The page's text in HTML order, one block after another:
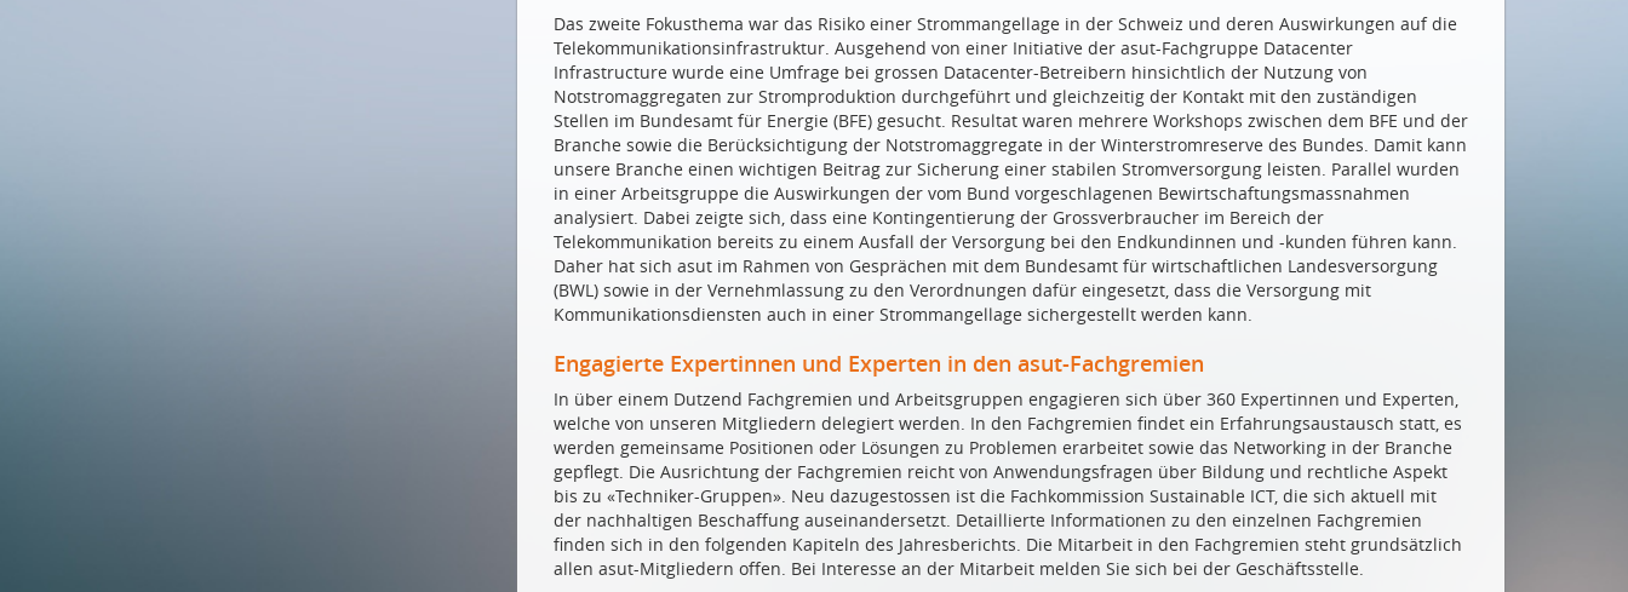
Das zweite Fokusthema war das Risiko einer Strommangellage in der Schweiz und deren Auswirkungen auf die
Telekommunikationsinfrastruktur. Ausgehend von einer Initiative der asut-Fachgruppe Datacenter
Infrastructure wurde eine Umfrage bei grossen Datacenter-Betreibern hinsichtlich der Nutzung von
Notstromaggregaten zur Stromproduktion durchgeführt und gleichzeitig der Kontakt mit den zuständigen
Stellen im Bundesamt für Energie (BFE) gesucht. Resultat waren mehrere Workshops zwischen dem BFE und der
Branche sowie die Berücksichtigung der Notstromaggregate in der Winterstromreserve des Bundes. Damit kann
unsere Branche einen wichtigen Beitrag zur Sicherung einer stabilen Stromversorgung leisten. Parallel wurden
in einer Arbeitsgruppe die Auswirkungen der vom Bund vorgeschlagenen Bewirtschaftungsmassnahmen
analysiert. Dabei zeigte sich, dass eine Kontingentierung der Grossverbraucher im Bereich der
Telekommunikation bereits zu einem Ausfall der Versorgung bei den Endkundinnen und -kunden führen kann.
Daher hat sich asut im Rahmen von Gesprächen mit dem Bundesamt für wirtschaftlichen Landesversorgung
(BWL) sowie in der Vernehmlassung zu den Verordnungen dafür eingesetzt, dass die Versorgung mit
Kommunikationsdiensten auch in einer Strommangellage sichergestellt werden kann.
Engagierte Expertinnen und Experten in den asut-Fachgremien
In über einem Dutzend Fachgremien und Arbeitsgruppen engagieren sich über 360 Expertinnen und Experten,
welche von unseren Mitgliedern delegiert werden. In den Fachgremien findet ein Erfahrungsaustausch statt, es
werden gemeinsame Positionen oder Lösungen zu Problemen erarbeitet sowie das Networking in der Branche
gepflegt. Die Ausrichtung der Fachgremien reicht von Anwendungsfragen über Bildung und rechtliche Aspekt
bis zu «Techniker-Gruppen». Neu dazugestossen ist die Fachkommission Sustainable ICT, die sich aktuell mit
der nachhaltigen Beschaffung auseinandersetzt. Detaillierte Informationen zu den einzelnen Fachgremien
finden sich in den folgenden Kapiteln des Jahresberichts. Die Mitarbeit in den Fachgremien steht grundsätzlich
allen asut-Mitgliedern offen. Bei Interesse an der Mitarbeit melden Sie sich bei der Geschäftsstelle.